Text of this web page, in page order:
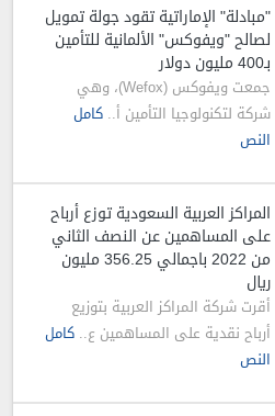
"مبادلة" الإماراتية تقود جولة تمويل
لصالح "ويفوكس" الألمانية للتأمين
بـ400 مليون دولار
جمعت ويفوكس (Wefox)، وهي
شركة لتكنولوجيا التأمين أ..كامل
النص
المراكز العربية السعودية توزع أرباح
على المساهمين عن النصف الثاني
من 2022 باجمالي 356.25 مليون
ريال
أقرت شركة المراكز العربية بتوزيع
أرباح نقدية على المساهمين ع..كامل
النص